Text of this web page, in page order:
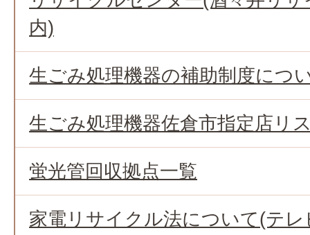
内)
生ごみ処理機器の補助制度につ
生ごみ処理機器佐倉市指定店リ
蛍光管回収拠点一覧
家電リサイクル法について(テ